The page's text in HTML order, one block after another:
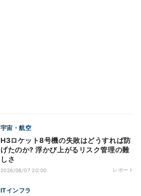
宇宙・航空
H3ロケット8号機の失敗はどうすれば防
げたのか? 浮かび上がるリスク管理の難
しさ
2026/08/07 20:00 レポート
ITインフラ